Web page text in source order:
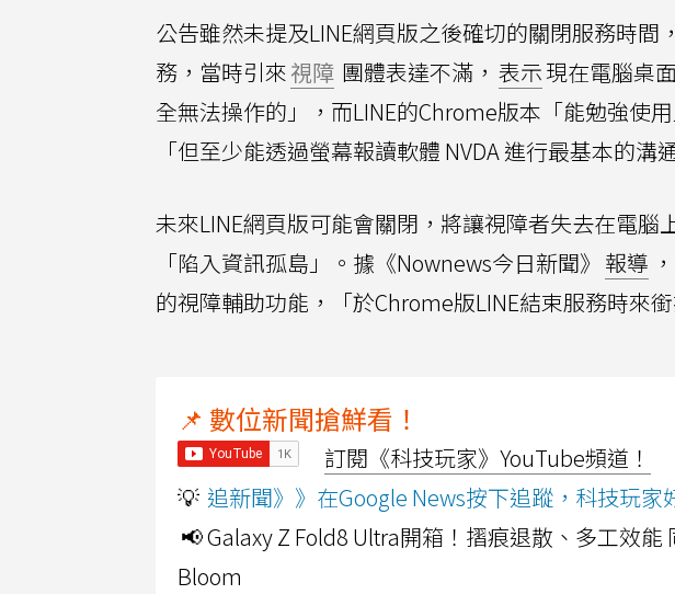
公告雖然未提及LINE網頁版之後確切的關閉服務時
務，當時引來視障 團體表達不滿， 表示現在電腦桌
全無法操作的」，而LINE的Chrome版本「能勉強使
「但至少能透過螢幕報讀軟體 NVDA 進行最基本的溝通
未來LINE網頁版可能會關閉，將讓視障者失去在電腦
「陷入資訊孤島」。據《Nownews今日新聞》 報導
的視障輔助功能，「於Chrome版LINE結束服務時來
📌 數位新聞搶鮮看！
訂閱《科技玩家》YouTube頻道！
💡 追新聞》》在Google News按下追蹤，科技玩家
📢 Galaxy Z Fold8 Ultra開箱！摺痕退散、多工效
Bloom